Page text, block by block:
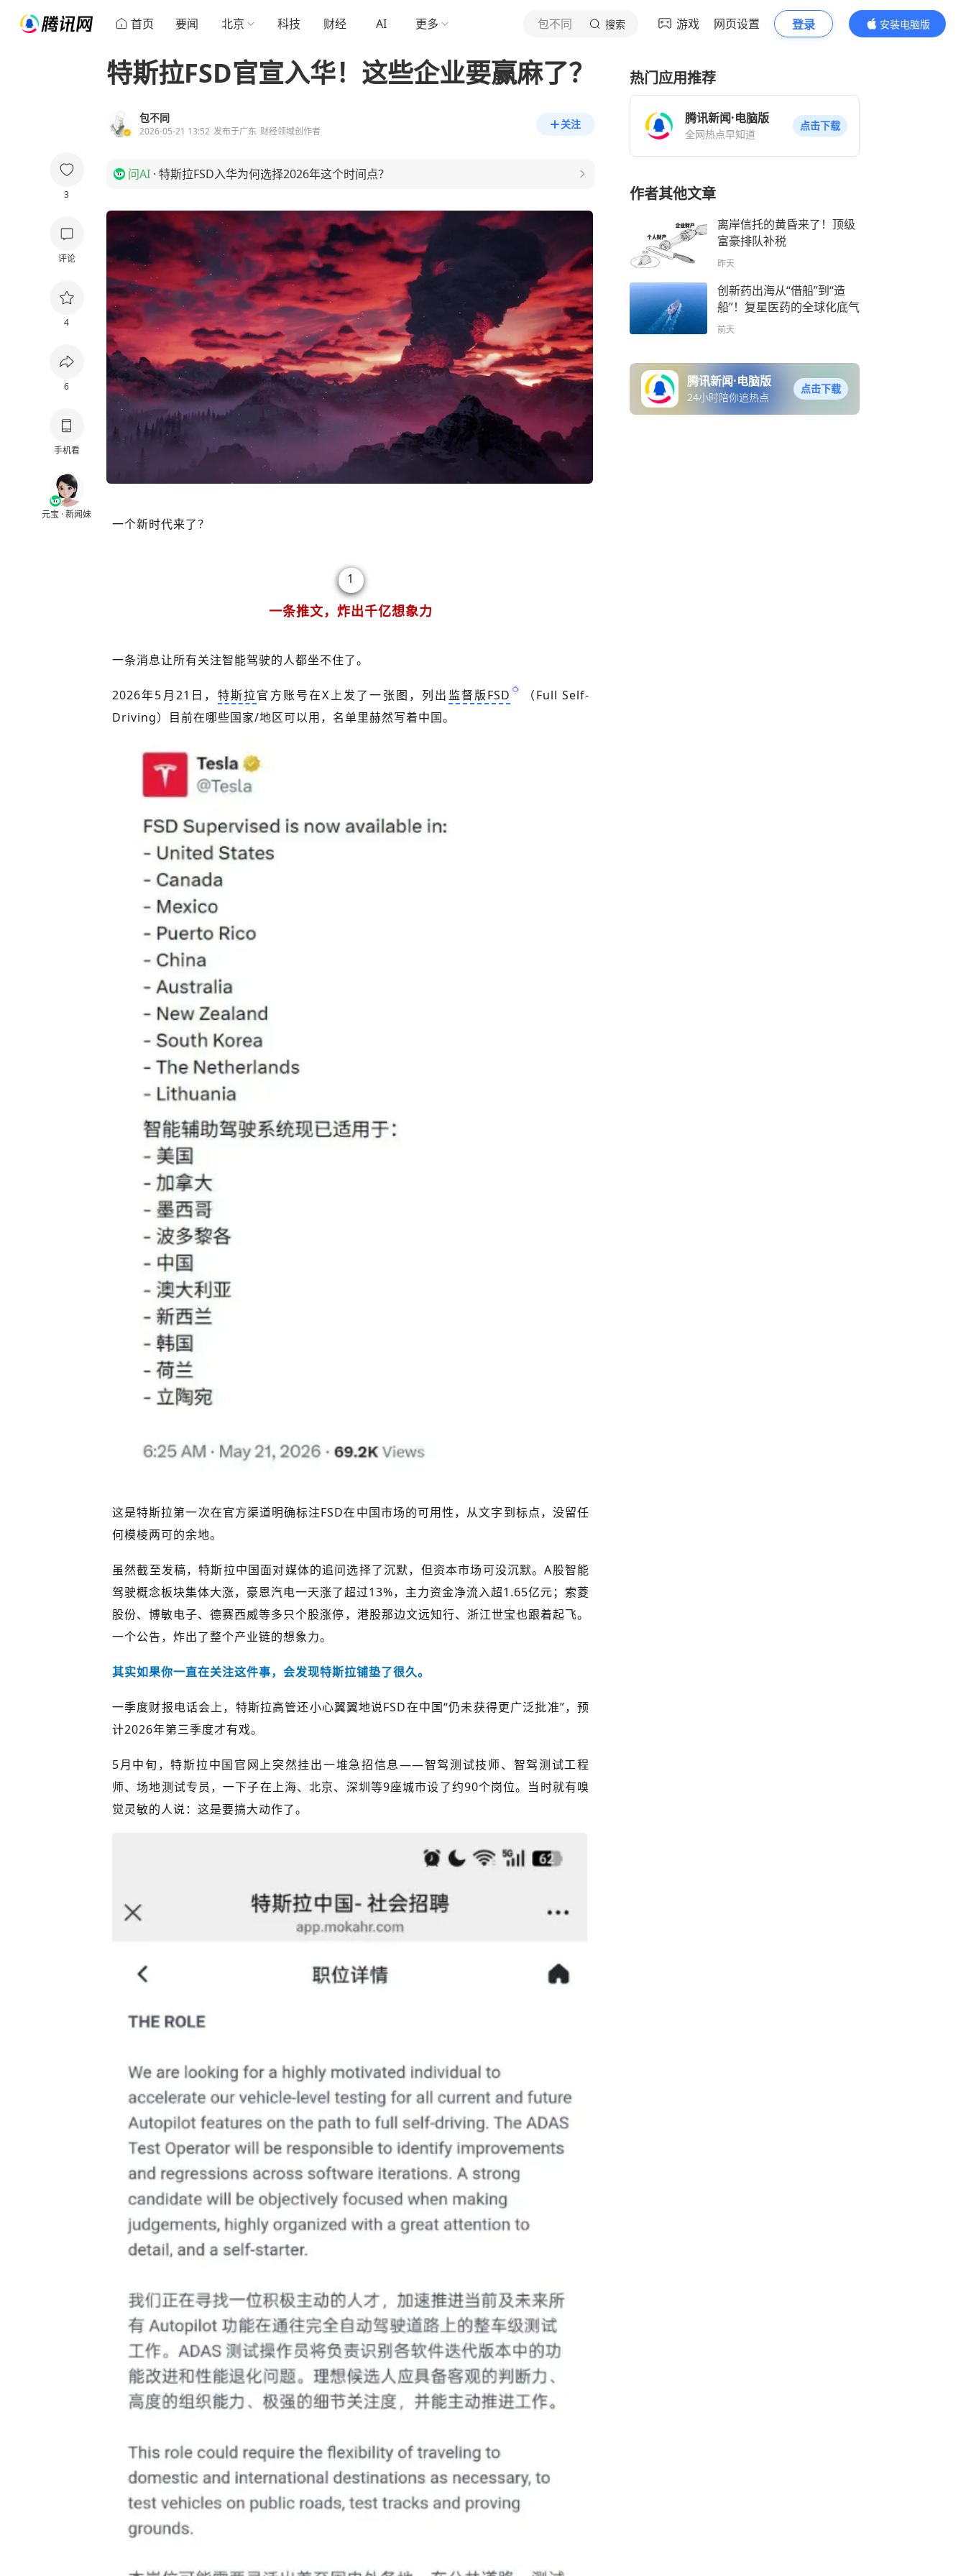
首页 要闻 北京 科技 财经 AI 更多 包不同 搜索 游戏 网页设置 登录
安装电脑版
内容更精彩
3
评论
4
6
手机看
元宝 · 新闻妹
特斯拉FSD官宣入华！这些企业要赢麻了？
包不同
2026-05-21 13:52 发布于广东 财经领域创作者
关注
问AI · 特斯拉FSD入华为何选择2026年这个时间点？
一个新时代来了？
1
一条推文，炸出千亿想象力
一条消息让所有关注智能驾驶的人都坐不住了。
2026年5月21日， 特斯拉官方账号在X上发了一张图，列出 监督版FSD
（Full Self-
Driving）目前在哪些国家/地区可以用，名单里赫然写着中国。
这是特斯拉第一次在官方渠道明确标注FSD在中国市场的可用性，从文字到标点，没留任
何模棱两可的余地。
虽然截至发稿，特斯拉中国面对媒体的追问选择了沉默，但资本市场可没沉默。A股智能
驾驶概念板块集体大涨，豪恩汽电一天涨了超过13%，主力资金净流入超1.65亿元；索菱
股份、博敏电子、德赛西威等多只个股涨停，港股那边文远知行、浙江世宝也跟着起飞。
一个公告，炸出了整个产业链的想象力。
其实如果你一直在关注这件事，会发现特斯拉铺垫了很久。
一季度财报电话会上，特斯拉高管还小心翼翼地说FSD在中国“仍未获得更广泛批准”，预
计2026年第三季度才有戏。
5月中旬，特斯拉中国官网上突然挂出一堆急招信息——智驾测试技师、智驾测试工程
师、场地测试专员，一下子在上海、北京、深圳等9座城市设了约90个岗位。当时就有嗅
觉灵敏的人说：这是要搞大动作了。
热门应用推荐
腾讯新闻·电脑版
全网热点早知道
点击下载
作者其他文章
离岸信托的黄昏来了！顶级
富豪排队补税
昨天
创新药出海从“借船”到“造
船”！复星医药的全球化底气
前天
腾讯新闻·电脑版
24小时陪你追热点
点击下载